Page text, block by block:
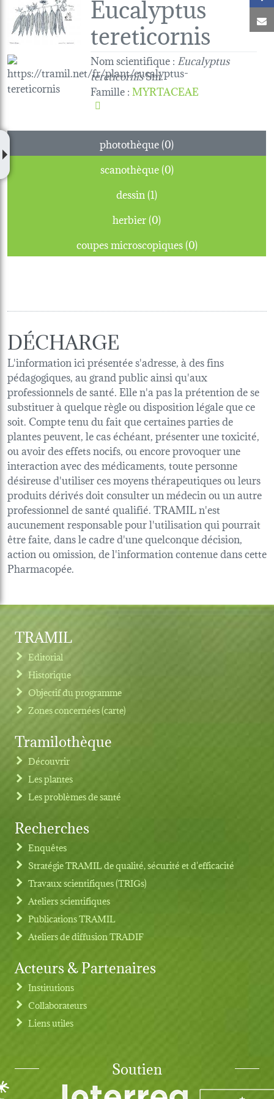
tereticornis
Nom scientifique : Eucalyptus
tereticornisSm.
Famille:MYRTACEAE
photothèque (0)
scanothèque (0)
dessin (1)
herbier (0)
coupes microscopiques (0)
DÉCHARGE
L'information ici présentée s'adresse, à des fins
pédagogiques, au grand public ainsi qu'aux
professionnels de santé. Elle n'a pas la prétention de se
substituer à quelque règle ou disposition légale que ce
soit. Compte tenu du fait que certaines parties de
plantes peuvent, le cas échéant, présenter une toxicité,
ou avoir des effets nocifs, ou encore provoquer une
interaction avec des médicaments, toute personne
désireuse d'utiliser ces moyens thérapeutiques ou leurs
produits dérivés doit consulter un médecin ou un autre
professionnel de santé qualifié. TRAMIL n'est
aucunement responsable pour l'utilisation qui pourrait
être faite, dans le cadre d'une quelconque décision,
action ou omission, de l'information contenue dans cette
Pharmacopée.
Footer menu
TRAMIL
Editorial
Historique
Objectif du programme
Zones concernées (carte)
Tramilothèque
Découvrir
Les plantes
Les problèmes de santé
Recherches
Enquêtes
Stratégie TRAMIL de qualité, sécurité et d'efficacité
Travaux scientifiques (TRIGs)
Ateliers scientifiques
Publications TRAMIL
Ateliers de diffusion TRADIF
Acteurs & Partenaires
Institutions
Collaborateurs
Liens utiles
Soutien